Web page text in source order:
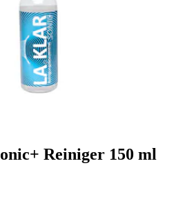
Reiniger 150 ml